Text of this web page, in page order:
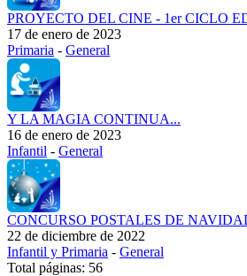
PROYECTO DEL CINE - 1er CICLO
17 de enero de 2023
Primaria - General
Y LA MAGIA CONTINUA...
16 de enero de 2023
Infantil - General
CONCURSO POSTALES DE
22 de diciembre de 2022
Infantil y Primaria - General
Total páginas: 56